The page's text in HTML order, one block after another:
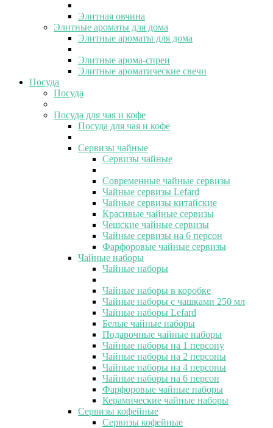
Элитная овчина
Элитные ароматы для дома
Элитные ароматы для дома
Элитные арома-спреи
Элитные ароматические свечи
Посуда
Посуда
Посуда для чая и кофе
Посуда для чая и кофе
Сервизы чайные
Сервизы чайные
Современные чайные сервизы
Чайные сервизы Lefard
Чайные сервизы китайские
Красивые чайные сервизы
Чешские чайные сервизы
Чайные сервизы на 6 персон
Фарфоровые чайные сервизы
Чайные наборы
Чайные наборы
Чайные наборы в коробке
Чайные наборы с чашками 250 мл
Чайные наборы Lefard
Белые чайные наборы
Подарочные чайные наборы
Чайные наборы на 1 персону
Чайные наборы на 2 персоны
Чайные наборы на 4 персоны
Чайные наборы на 6 персон
Фарфоровые чайные наборы
Керамические чайные наборы
Сервизы кофейные
Сервизы кофейные